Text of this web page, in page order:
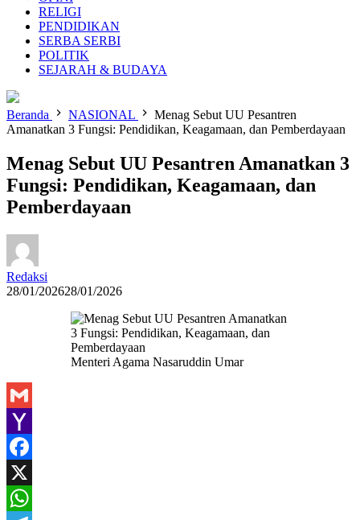
RELIGI
PENDIDIKAN
SERBA SERBI
POLITIK
SEJARAH & BUDAYA
Beranda NASIONAL
Menag Sebut UU Pesantren
Amanatkan 3 Fungsi: Pendidikan, Keagamaan, dan Pemberdayaan
Menag Sebut UU Pesantren Amanatkan 3
Fungsi: Pendidikan, Keagamaan, dan
Pemberdayaan
Redaksi
28/01/202628/01/2026
Menteri Agama Nasaruddin Umar
Gmail
Yahoo
Mail
Facebook
X